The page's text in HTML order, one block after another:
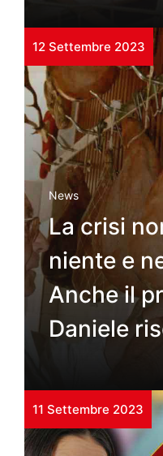
12 Settembre 2023
News
La crisi
niente e
Anche il
Daniele
11 Settembre 2023